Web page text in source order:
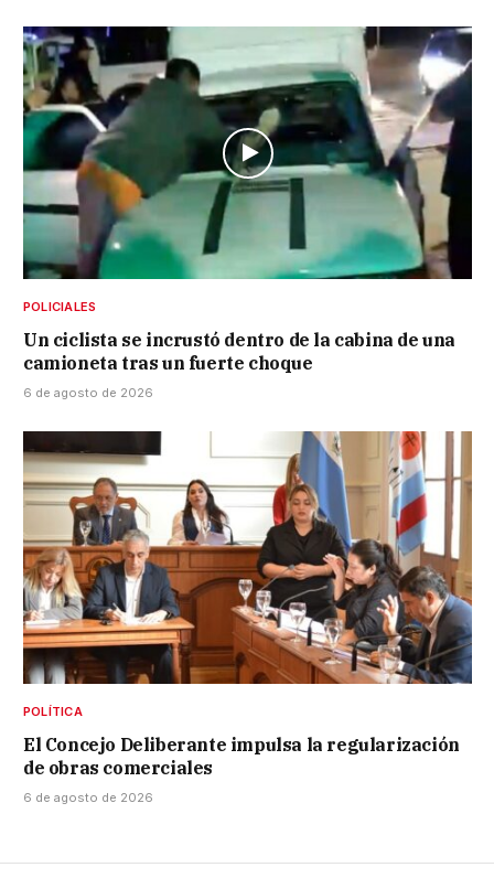
POLICIALES
Un ciclista se incrustó dentro de la cabina de una
camioneta tras un fuerte choque
6 de agosto de 2026
POLÍTICA
El Concejo Deliberante impulsa la regularización
de obras comerciales
6 de agosto de 2026